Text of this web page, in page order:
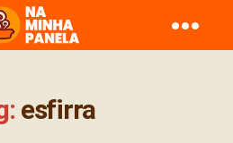
naminhapanela.com
esfirra